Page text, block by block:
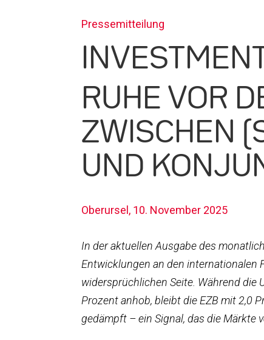
Pressemitteilung
RUHE VOR
ZWISCHEN
UND
Oberursel, 10. November 2025
In der aktuellen Ausgabe des
Entwicklungen an den internationalen
widersprüchlichen Seite. Während die
Prozent anhob, bleibt die EZB mit 2,0
gedämpft – ein Signal, das die Märkte